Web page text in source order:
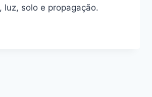
luz, solo e propagação.